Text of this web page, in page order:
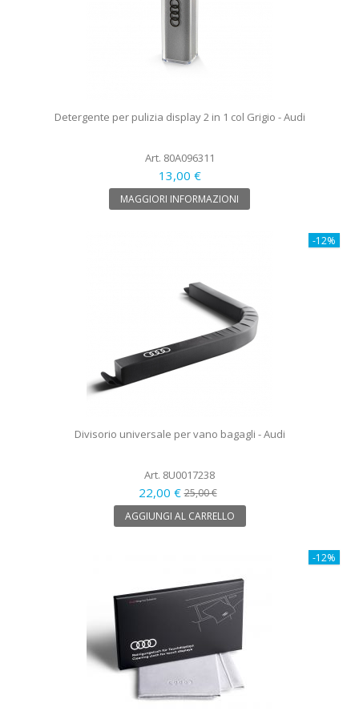
Detergente per pulizia display 2 in 1 col Grigio - Audi
Art. 80A096311
13,00 €
MAGGIORI INFORMAZIONI
-12%
Divisorio universale per vano bagagli - Audi
Art. 8U0017238
22,00 €25,00 €
AGGIUNGI AL CARRELLO
-12%